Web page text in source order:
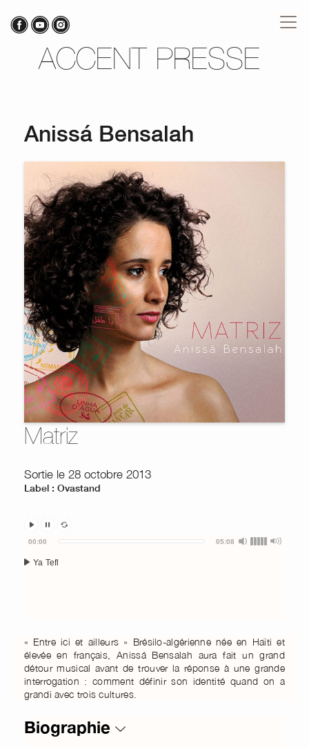
ACCENT PRESSE
Anissá Bensalah
Matriz
Sortie le 28 octobre 2013
Label : Ovastand
Audio
Player
Ya Tefl
00:00 05:08
« Entre ici et ailleurs » Brésilo-algérienne née en Haïti et
élevée en français, Anissá Bensalah aura fait un grand
détour musical avant de trouver la réponse à une grande
interrogation : comment définir son identité quand on a
grandi avec trois cultures.
Biographie